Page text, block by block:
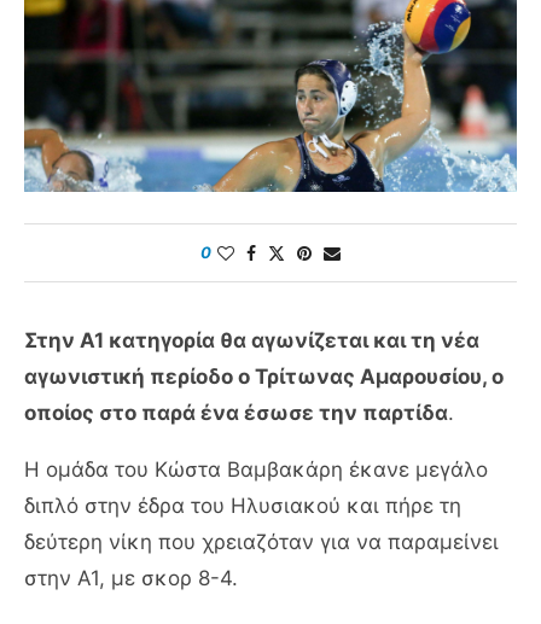
0
Στην Α1 κατηγορία θα αγωνίζεται και τη νέα
αγωνιστική περίοδο ο Τρίτωνας Αμαρουσίου, ο
οποίος στο παρά ένα έσωσε την παρτίδα.
Η ομάδα του Κώστα Βαμβακάρη έκανε μεγάλο
διπλό στην έδρα του Ηλυσιακού και πήρε τη
δεύτερη νίκη που χρειαζόταν για να παραμείνει
στην Α1, με σκορ 8-4.